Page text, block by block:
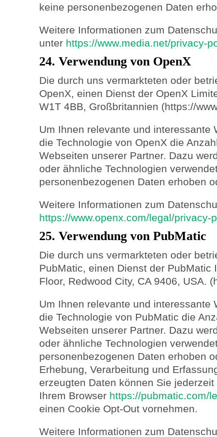
keine personenbezogenen Daten
Weitere Informationen zum
unter https://www.media.net/privacy-
24. Verwendung von OpenX
Die durch uns vermarkteten oder
OpenX, einen Dienst der OpenX
W1T 4BB, Großbritannien (https://
Um Ihnen relevante und interessante
die Technologie von OpenX die
Webseiten unserer Partner. Dazu
oder ähnliche Technologien
personenbezogenen Daten erhoben
Weitere Informationen zum
https://www.openx.com/legal/privacy-
25. Verwendung von PubMatic
Die durch uns vermarkteten oder
PubMatic, einen Dienst der PubMatic
Floor, Redwood City, CA 9406, USA.
Um Ihnen relevante und interessante
die Technologie von PubMatic die
Webseiten unserer Partner. Dazu
oder ähnliche Technologien
personenbezogenen Daten erhoben
Erhebung, Verarbeitung und
erzeugten Daten können Sie
Ihrem Browser https://pubmatic.com/
einen Cookie Opt-Out vornehmen.
Weitere Informationen zum